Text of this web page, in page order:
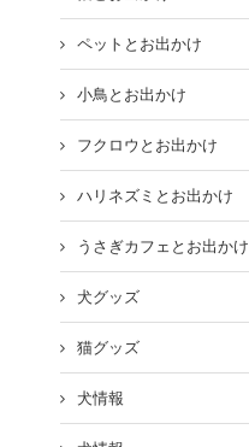
ペットとお出かけ
小鳥とお出かけ
フクロウとお出かけ
ハリネズミとお出かけ
うさぎカフェとお出かけ
犬グッズ
猫グッズ
犬情報